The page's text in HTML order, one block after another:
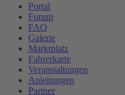
Portal
Forum
FAQ
Galerie
Marktplatz
Fahrerkarte
Veranstaltungen
Anleitungen
Partner